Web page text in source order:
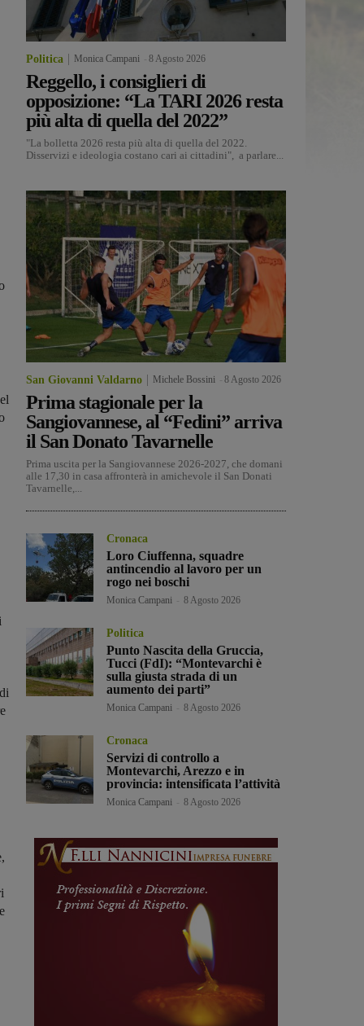
Politica Monica Campani 8 Agosto 2026
Reggello, i consiglieri di
opposizione: “La TARI 2026 resta
più alta di quella del 2022”
"La bolletta 2026 resta più alta di quella del 2022.
Disservizi e ideologia costano cari ai cittadini", a parlare...
San Giovanni Valdarno Michele Bossini 8 Agosto 2026
Prima stagionale per la
Sangiovannese, al “Fedini” arriva
il San Donato Tavarnelle
Prima uscita per la Sangiovannese 2026-2027, che domani
alle 17,30 in casa affronterà in amichevole il San Donati
Tavarnelle,...
Cronaca
Loro Ciuffenna, squadre
antincendio al lavoro per un
rogo nei boschi
Monica Campani 8 Agosto 2026
Politica
Punto Nascita della Gruccia,
Tucci (FdI): “Montevarchi è
sulla giusta strada di un
aumento dei parti”
Monica Campani 8 Agosto 2026
Cronaca
Servizi di controllo a
Montevarchi, Arezzo e in
provincia: intensificata l’attività
Monica Campani 8 Agosto 2026